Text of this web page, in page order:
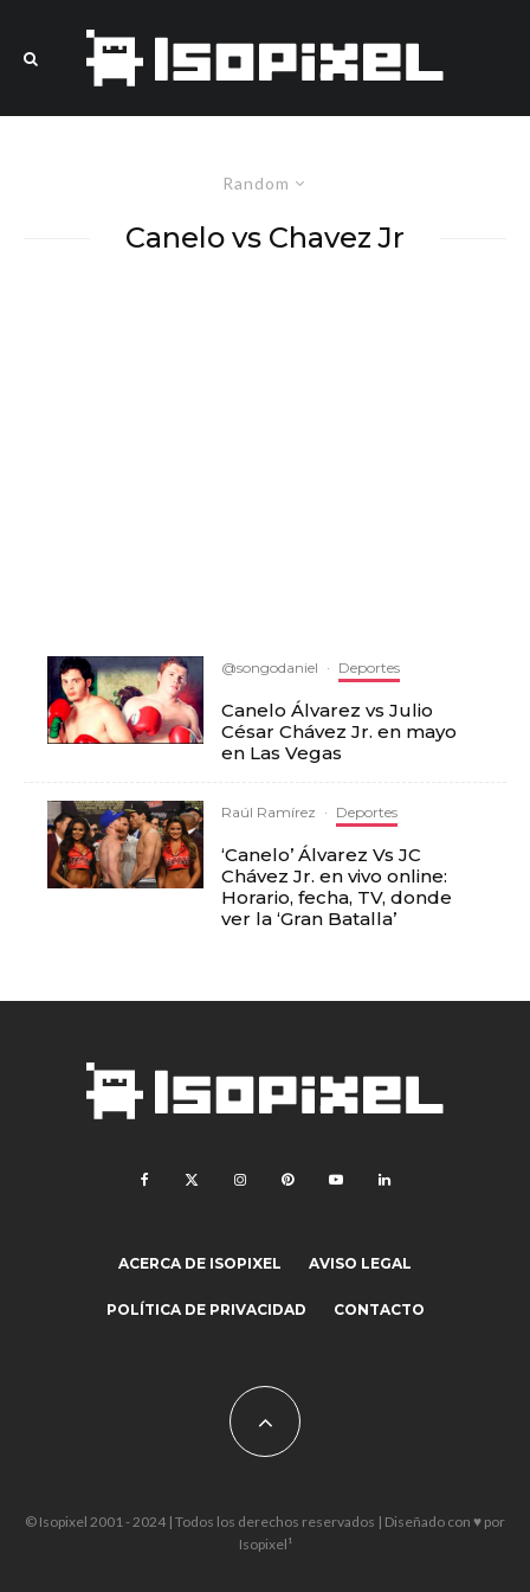
Random
Canelo vs Chavez Jr
@songodaniel · Deportes
‪‪Canelo Álvarez‬ vs ‪Julio
César Chávez Jr.‬‬ en mayo
en Las Vegas
Raúl Ramírez · Deportes
‘Canelo’ Álvarez Vs JC
Chávez Jr. en vivo online:
Horario, fecha, TV, donde
ver la ‘Gran Batalla’
ACERCA DE ISOPIXEL AVISO LEGAL
POLÍTICA DE PRIVACIDAD CONTACTO
© Isopixel 2001 - 2024 | Todos los derechos reservados | Diseñado con ♥ por
Isopixel¹